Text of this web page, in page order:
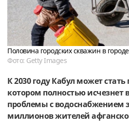
Половина городских скважин в
Фото: Getty Images
К 2030 году Кабул может
котором полностью исчезнет
проблемы с водоснабжением
миллионов жителей